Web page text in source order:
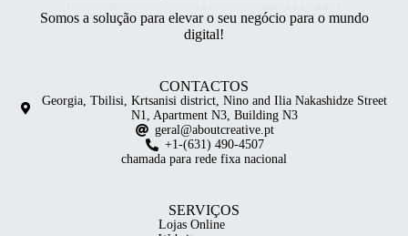
Somos a solução para elevar o seu negócio para o mundo
digital!
CONTACTOS
Georgia, Tbilisi, Krtsanisi district, Nino and Ilia Nakashidze Street
N1, Apartment N3, Building N3
geral@aboutcreative.pt
+1-(631) 490-4507
chamada para rede fixa nacional
SERVIÇOS
Lojas Online